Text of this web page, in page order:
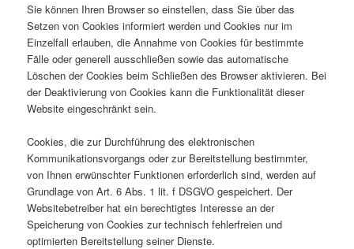
Sie können Ihren Browser so einstellen, dass Sie über das
Setzen von Cookies informiert werden und Cookies nur im
Einzelfall erlauben, die Annahme von Cookies für bestimmte
Fälle oder generell ausschließen sowie das automatische
Löschen der Cookies beim Schließen des Browser aktivieren. Bei
der Deaktivierung von Cookies kann die Funktionalität dieser
Website eingeschränkt sein.
Cookies, die zur Durchführung des elektronischen
Kommunikationsvorgangs oder zur Bereitstellung bestimmter,
von Ihnen erwünschter Funktionen erforderlich sind, werden auf
Grundlage von Art. 6 Abs. 1 lit. f DSGVO gespeichert. Der
Websitebetreiber hat ein berechtigtes Interesse an der
Speicherung von Cookies zur technisch fehlerfreien und
optimierten Bereitstellung seiner Dienste.